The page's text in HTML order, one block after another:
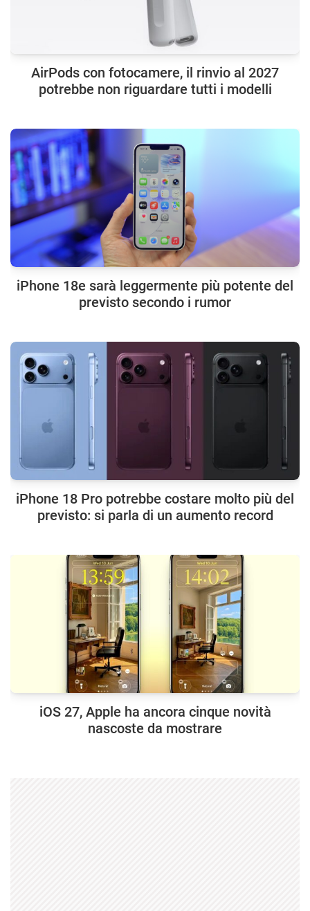
AirPods con fotocamere, il rinvio al 2027
potrebbe non riguardare tutti i modelli
iPhone 18e sarà leggermente più potente del
previsto secondo i rumor
iPhone 18 Pro potrebbe costare molto più del
previsto: si parla di un aumento record
iOS 27, Apple ha ancora cinque novità
nascoste da mostrare